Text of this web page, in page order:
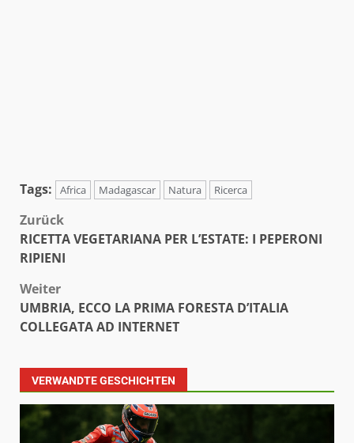
Tags: Africa Madagascar Natura Ricerca
Beitragsnavigation
Zurück
RICETTA VEGETARIANA PER L’ESTATE: I PEPERONI
RIPIENI
Weiter
UMBRIA, ECCO LA PRIMA FORESTA D’ITALIA
COLLEGATA AD INTERNET
VERWANDTE GESCHICHTEN